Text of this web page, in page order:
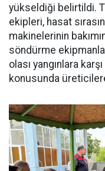
yükseldiği belirtildi.
ekipleri, hasat
makinelerinin
söndürme
olası yangınlara
konusunda